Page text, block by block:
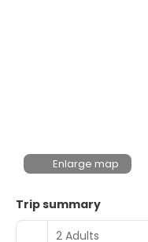
Enlarge map
Trip summary
2 Adults